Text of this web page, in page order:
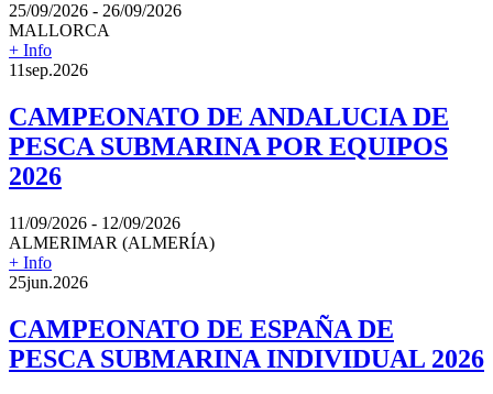
25/09/2026 - 26/09/2026
MALLORCA
+ Info
11sep.2026
CAMPEONATO DE ANDALUCIA DE
PESCA SUBMARINA POR EQUIPOS
2026
11/09/2026 - 12/09/2026
ALMERIMAR (ALMERÍA)
+ Info
25jun.2026
CAMPEONATO DE ESPAÑA DE
PESCA SUBMARINA INDIVIDUAL 2026